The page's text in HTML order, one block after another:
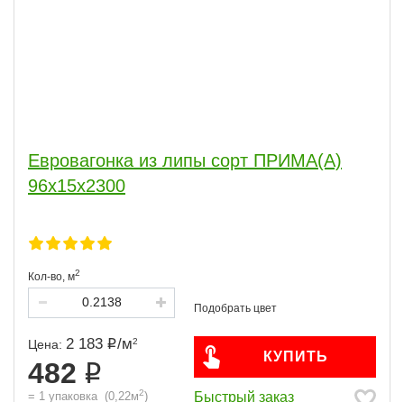
Евровагонка из липы сорт ПРИМА(А)
96x15x2300
Кол-во, м2
Цена: 2 183 /м2
482
= 1 упаковка (0,22м2)
КУПИТЬ
Быстрый заказ